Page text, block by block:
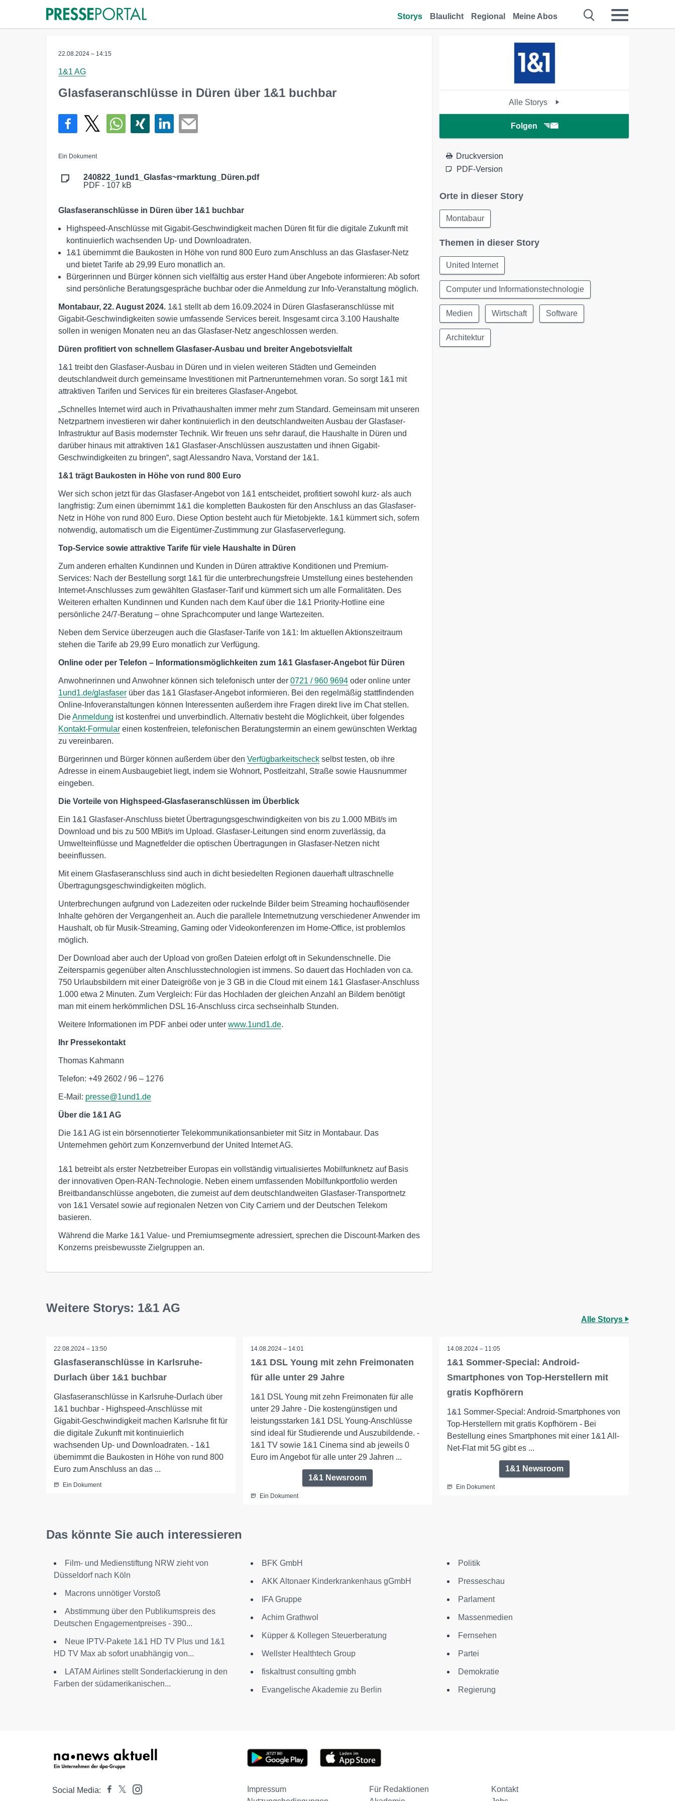
Storys Blaulicht Regional Meine Abos
22.08.2024 – 14:15
1&1 AG
Glasfaseranschlüsse in Düren über 1&1 buchbar
Ein Dokument
240822_1und1_Glasfas~rmarktung_Düren.pdf
PDF - 107 kB
Glasfaseranschlüsse in Düren über 1&1 buchbar
Highspeed-Anschlüsse mit Gigabit-Geschwindigkeit machen Düren fit für die digitale Zukunft mit
kontinuierlich wachsenden Up- und Downloadraten.
1&1 übernimmt die Baukosten in Höhe von rund 800 Euro zum Anschluss an das Glasfaser-Netz
und bietet Tarife ab 29,99 Euro monatlich an.
Bürgerinnen und Bürger können sich vielfältig aus erster Hand über Angebote informieren: Ab sofort
sind persönliche Beratungsgespräche buchbar oder die Anmeldung zur Info-Veranstaltung möglich.
Montabaur, 22. August 2024. 1&1 stellt ab dem 16.09.2024 in Düren Glasfaseranschlüsse mit
Gigabit-Geschwindigkeiten sowie umfassende Services bereit. Insgesamt circa 3.100 Haushalte
sollen in wenigen Monaten neu an das Glasfaser-Netz angeschlossen werden.
Düren profitiert von schnellem Glasfaser-Ausbau und breiter Angebotsvielfalt
1&1 treibt den Glasfaser-Ausbau in Düren und in vielen weiteren Städten und Gemeinden
deutschlandweit durch gemeinsame Investitionen mit Partnerunternehmen voran. So sorgt 1&1 mit
attraktiven Tarifen und Services für ein breiteres Glasfaser-Angebot.
„Schnelles Internet wird auch in Privathaushalten immer mehr zum Standard. Gemeinsam mit unseren
Netzpartnern investieren wir daher kontinuierlich in den deutschlandweiten Ausbau der Glasfaser-
Infrastruktur auf Basis modernster Technik. Wir freuen uns sehr darauf, die Haushalte in Düren und
darüber hinaus mit attraktiven 1&1 Glasfaser-Anschlüssen auszustatten und ihnen Gigabit-
Geschwindigkeiten zu bringen“, sagt Alessandro Nava, Vorstand der 1&1.
1&1 trägt Baukosten in Höhe von rund 800 Euro
Wer sich schon jetzt für das Glasfaser-Angebot von 1&1 entscheidet, profitiert sowohl kurz- als auch
langfristig: Zum einen übernimmt 1&1 die kompletten Baukosten für den Anschluss an das Glasfaser-
Netz in Höhe von rund 800 Euro. Diese Option besteht auch für Mietobjekte. 1&1 kümmert sich, sofern
notwendig, automatisch um die Eigentümer-Zustimmung zur Glasfaserverlegung.
Top-Service sowie attraktive Tarife für viele Haushalte in Düren
Zum anderen erhalten Kundinnen und Kunden in Düren attraktive Konditionen und Premium-
Services: Nach der Bestellung sorgt 1&1 für die unterbrechungsfreie Umstellung eines bestehenden
Internet-Anschlusses zum gewählten Glasfaser-Tarif und kümmert sich um alle Formalitäten. Des
Weiteren erhalten Kundinnen und Kunden nach dem Kauf über die 1&1 Priority-Hotline eine
persönliche 24/7-Beratung – ohne Sprachcomputer und lange Wartezeiten.
Neben dem Service überzeugen auch die Glasfaser-Tarife von 1&1: Im aktuellen Aktionszeitraum
stehen die Tarife ab 29,99 Euro monatlich zur Verfügung.
Online oder per Telefon – Informationsmöglichkeiten zum 1&1 Glasfaser-Angebot für Düren
Anwohnerinnen und Anwohner können sich telefonisch unter der 0721 / 960 9694 oder online unter
1und1.de/glasfaser über das 1&1 Glasfaser-Angebot informieren. Bei den regelmäßig stattfindenden
Online-Infoveranstaltungen können Interessenten außerdem ihre Fragen direkt live im Chat stellen.
DieAnmeldung ist kostenfrei und unverbindlich. Alternativ besteht die Möglichkeit, über folgendes
Kontakt-Formular einen kostenfreien, telefonischen Beratungstermin an einem gewünschten Werktag
zu vereinbaren.
Bürgerinnen und Bürger können außerdem über den Verfügbarkeitscheck selbst testen, ob ihre
Adresse in einem Ausbaugebiet liegt, indem sie Wohnort, Postleitzahl, Straße sowie Hausnummer
eingeben.
Die Vorteile von Highspeed-Glasfaseranschlüssen im Überblick
Ein 1&1 Glasfaser-Anschluss bietet Übertragungsgeschwindigkeiten von bis zu 1.000 MBit/s im
Download und bis zu 500 MBit/s im Upload. Glasfaser-Leitungen sind enorm zuverlässig, da
Umwelteinflüsse und Magnetfelder die optischen Übertragungen in Glasfaser-Netzen nicht
beeinflussen.
Mit einem Glasfaseranschluss sind auch in dicht besiedelten Regionen dauerhaft ultraschnelle
Übertragungsgeschwindigkeiten möglich.
Unterbrechungen aufgrund von Ladezeiten oder ruckelnde Bilder beim Streaming hochauflösender
Inhalte gehören der Vergangenheit an. Auch die parallele Internetnutzung verschiedener Anwender im
Haushalt, ob für Musik-Streaming, Gaming oder Videokonferenzen im Home-Office, ist problemlos
möglich.
Der Download aber auch der Upload von großen Dateien erfolgt oft in Sekundenschnelle. Die
Zeitersparnis gegenüber alten Anschlusstechnologien ist immens. So dauert das Hochladen von ca.
750 Urlaubsbildern mit einer Dateigröße von je 3 GB in die Cloud mit einem 1&1 Glasfaser-Anschluss
1.000 etwa 2 Minuten. Zum Vergleich: Für das Hochladen der gleichen Anzahl an Bildern benötigt
man mit einem herkömmlichen DSL 16-Anschluss circa sechseinhalb Stunden.
Weitere Informationen im PDF anbei oder unter www.1und1.de.
Ihr Pressekontakt
Thomas Kahmann
Telefon: +49 2602 / 96 – 1276
E-Mail: presse@1und1.de
Über die 1&1 AG
Die 1&1 AG ist ein börsennotierter Telekommunikationsanbieter mit Sitz in Montabaur. Das
Unternehmen gehört zum Konzernverbund der United Internet AG.
1&1 betreibt als erster Netzbetreiber Europas ein vollständig virtualisiertes Mobilfunknetz auf Basis
der innovativen Open-RAN-Technologie. Neben einem umfassenden Mobilfunkportfolio werden
Breitbandanschlüsse angeboten, die zumeist auf dem deutschlandweiten Glasfaser-Transportnetz
von 1&1 Versatel sowie auf regionalen Netzen von City Carriern und der Deutschen Telekom
basieren.
Während die Marke 1&1 Value- und Premiumsegmente adressiert, sprechen die Discount-Marken des
Konzerns preisbewusste Zielgruppen an.
Alle Storys
Folgen
Druckversion
PDF-Version
Orte in dieser Story
Montabaur
Themen in dieser Story
United Internet
Computer und Informationstechnologie
Medien Wirtschaft Software
Architektur
Weitere Storys: 1&1 AG
Alle Storys
22.08.2024 – 13:50
Glasfaseranschlüsse in Karlsruhe-
Durlach über 1&1 buchbar
Glasfaseranschlüsse in Karlsruhe-Durlach über
1&1 buchbar - Highspeed-Anschlüsse mit
Gigabit-Geschwindigkeit machen Karlsruhe fit für
die digitale Zukunft mit kontinuierlich
wachsenden Up- und Downloadraten. - 1&1
übernimmt die Baukosten in Höhe von rund 800
Euro zum Anschluss an das ...
Ein Dokument
14.08.2024 – 14:01
1&1 DSL Young mit zehn Freimonaten
für alle unter 29 Jahre
1&1 DSL Young mit zehn Freimonaten für alle
unter 29 Jahre - Die kostengünstigen und
leistungsstarken 1&1 DSL Young-Anschlüsse
sind ideal für Studierende und Auszubildende. -
1&1 TV sowie 1&1 Cinema sind ab jeweils 0
Euro im Angebot für alle unter 29 Jahren ...
1&1 Newsroom
Ein Dokument
14.08.2024 – 11:05
1&1 Sommer-Special: Android-
Smartphones von Top-Herstellern mit
gratis Kopfhörern
1&1 Sommer-Special: Android-Smartphones von
Top-Herstellern mit gratis Kopfhörern - Bei
Bestellung eines Smartphones mit einer 1&1 All-
Net-Flat mit 5G gibt es ...
1&1 Newsroom
Ein Dokument
Das könnte Sie auch interessieren
Film- und Medienstiftung NRW zieht von
Düsseldorf nach Köln
Macrons unnötiger Vorstoß
Abstimmung über den Publikumspreis des
Deutschen Engagementpreises - 390...
Neue IPTV-Pakete 1&1 HD TV Plus und 1&1
HD TV Max ab sofort unabhängig von...
LATAM Airlines stellt Sonderlackierung in den
Farben der südamerikanischen...
BFK GmbH
AKK Altonaer Kinderkrankenhaus gGmbH
IFA Gruppe
Achim Grathwol
Küpper & Kollegen Steuerberatung
Wellster Healthtech Group
fiskaltrust consulting gmbh
Evangelische Akademie zu Berlin
Politik
Presseschau
Parlament
Massenmedien
Fernsehen
Partei
Demokratie
Regierung
Social Media: Impressum Für Redaktionen
Kontakt